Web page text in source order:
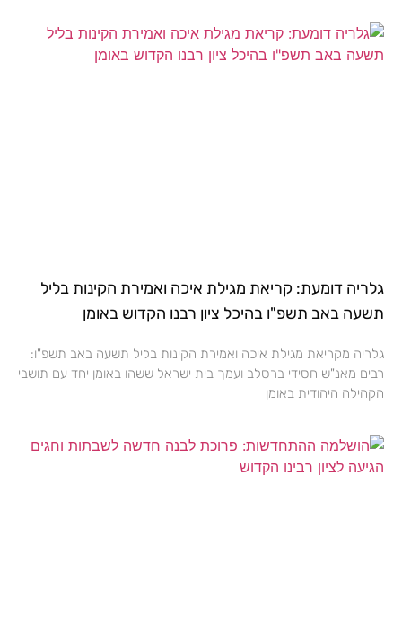
גלריה דומעת: קריאת מגילת איכה ואמירת הקינות בליל
תשעה באב תשפ"ו בהיכל ציון רבנו הקדוש באומן
גלריה מקריאת מגילת איכה ואמירת הקינות בליל תשעה באב תשפ"ו:
רבים מאנ"ש חסידי ברסלב ועמך בית ישראל ששהו באומן יחד עם תושבי
הקהילה היהודית באומן